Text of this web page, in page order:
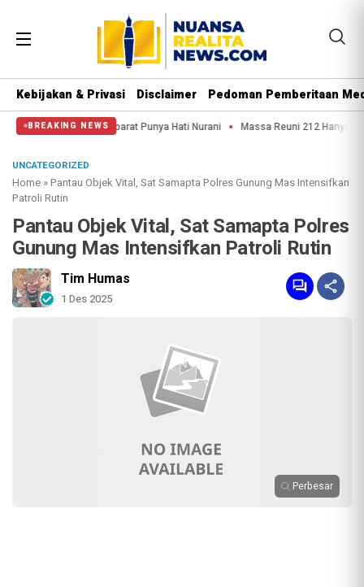
Kebijakan & Privasi Disclaimer Pedoman Pemberitaan
BREAKING NEWS
Semoga Aparat Punya Hati Nurani Massa Reuni 212 Hanya Bisa Sampai
UNCATEGORIZED
Home »Pantau Objek Vital, Sat Samapta Polres Gunung Mas Intensifkan
Patroli Rutin
Pantau Objek Vital, Sat Samapta Polres
Gunung Mas Intensifkan Patroli Rutin
Tim Humas
1 Des 2025
Perbesar